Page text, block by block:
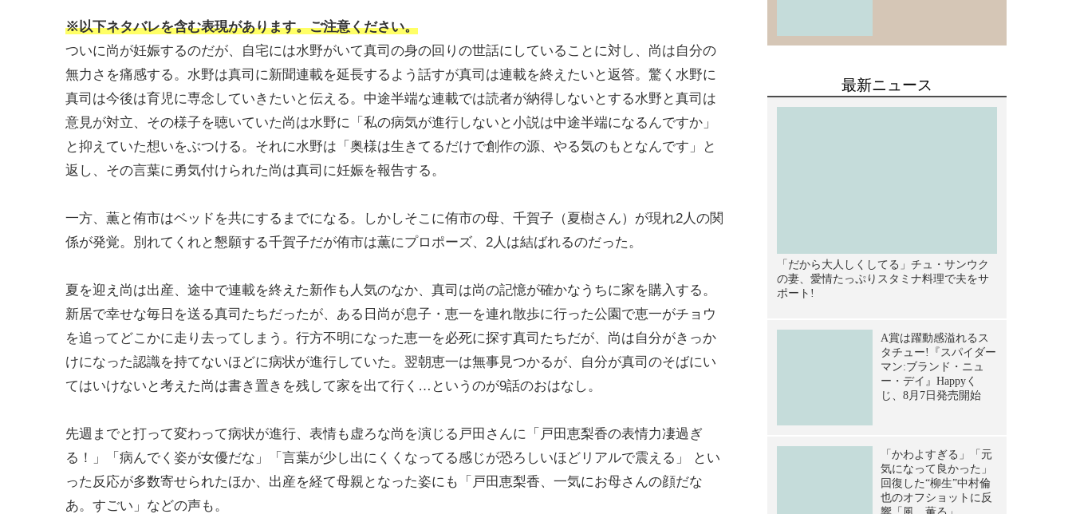
※以下ネタバレを含む表現があります。ご注意ください。
ついに尚が妊娠するのだが、自宅には水野がいて真司の身の回りの世話にしていることに対し、尚は自分の
無力さを痛感する。水野は真司に新聞連載を延長するよう話すが真司は連載を終えたいと返答。驚く水野に
真司は今後は育児に専念していきたいと伝える。中途半端な連載では読者が納得しないとする水野と真司は
意見が対立、その様子を聴いていた尚は水野に「私の病気が進行しないと小説は中途半端になるんですか」
と抑えていた想いをぶつける。それに水野は「奥様は生きてるだけで創作の源、やる気のもとなんです」と
返し、その言葉に勇気付けられた尚は真司に妊娠を報告する。
一方、薫と侑市はベッドを共にするまでになる。しかしそこに侑市の母、千賀子（夏樹さん）が現れ2人の関
係が発覚。別れてくれと懇願する千賀子だが侑市は薫にプロポーズ、2人は結ばれるのだった。
夏を迎え尚は出産、途中で連載を終えた新作も人気のなか、真司は尚の記憶が確かなうちに家を購入する。
新居で幸せな毎日を送る真司たちだったが、ある日尚が息子・恵一を連れ散歩に行った公園で恵一がチョウ
を追ってどこかに走り去ってしまう。行方不明になった恵一を必死に探す真司たちだが、尚は自分がきっか
けになった認識を持てないほどに病状が進行していた。翌朝恵一は無事見つかるが、自分が真司のそばにい
てはいけないと考えた尚は書き置きを残して家を出て行く…というのが9話のおはなし。
先週までと打って変わって病状が進行、表情も虚ろな尚を演じる戸田さんに「戸田恵梨香の表情力凄過ぎ
る！」「病んでく姿が女優だな」「言葉が少し出にくくなってる感じが恐ろしいほどリアルで震える」 とい
った反応が多数寄せられたほか、出産を経て母親となった姿にも「戸田恵梨香、一気にお母さんの顔だな
あ。すごい」などの声も。